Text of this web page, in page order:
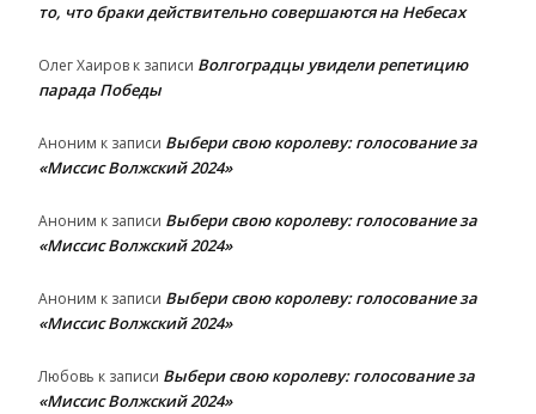
то, что браки действительно совершаются на Небесах
Олег Хаиров к записи Волгоградцы увидели репетицию
парада Победы
Аноним к записи Выбери свою королеву: голосование за
«Миссис Волжский 2024»
Аноним к записи Выбери свою королеву: голосование за
«Миссис Волжский 2024»
Аноним к записи Выбери свою королеву: голосование за
«Миссис Волжский 2024»
Любовь к записи Выбери свою королеву: голосование за
«Миссис Волжский 2024»